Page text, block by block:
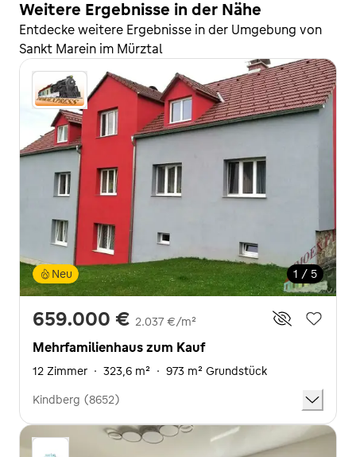
Weitere Ergebnisse in der Nähe
Entdecke weitere Ergebnisse in der Umgebung von
Sankt Marein im Mürztal
1 / 5
Neu
659.000 € 2.037 €/m²
Mehrfamilienhaus zum Kauf
12 Zimmer · 323,6 m² · 973 m² Grundstück
Kindberg (8652)